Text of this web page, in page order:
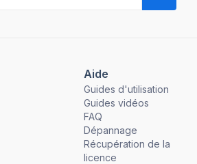
Aide
Guides d'utilisation
Guides vidéos
FAQ
Dépannage
Récupération de la
licence